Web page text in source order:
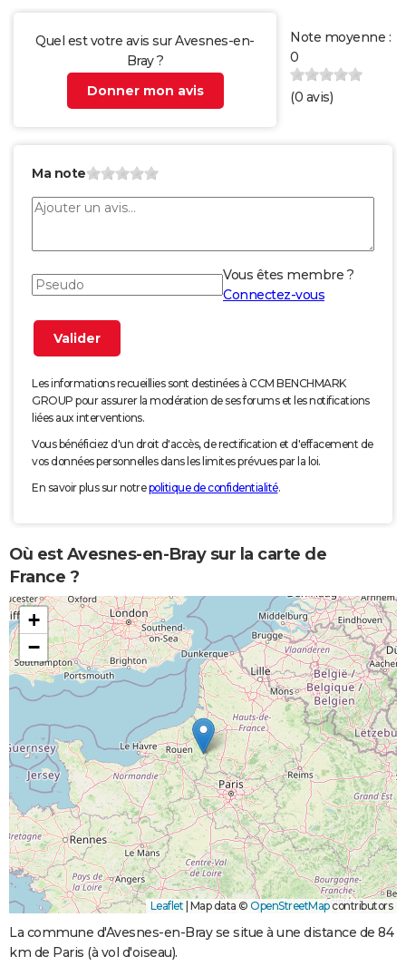
Quel est votre avis sur Avesnes-en-
Bray ?
Donner mon avis
Note moyenne :
0
(0 avis)
Ma note
Vous êtes membre ?
Connectez-vous
Les informations recueillies sont destinées à CCM BENCHMARK
GROUP pour assurer la modération de ses forums et les notifications
liées aux interventions.
Vous bénéficiez d'un droit d'accès, de rectification et d'effacement de
vos données personnelles dans les limites prévues par la loi.
En savoir plus sur notrepolitique de confidentialité.
Où est Avesnes-en-Bray sur la carte de
France ?
+
−
Leaflet Map data © OpenStreetMapcontributors
La commune d'Avesnes-en-Bray se situe à une distance de 84
km de Paris (à vol d'oiseau).